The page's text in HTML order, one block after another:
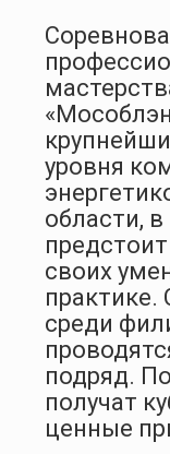
уровня
области,
своих
практике.
среди
подряд.
получат
ценные